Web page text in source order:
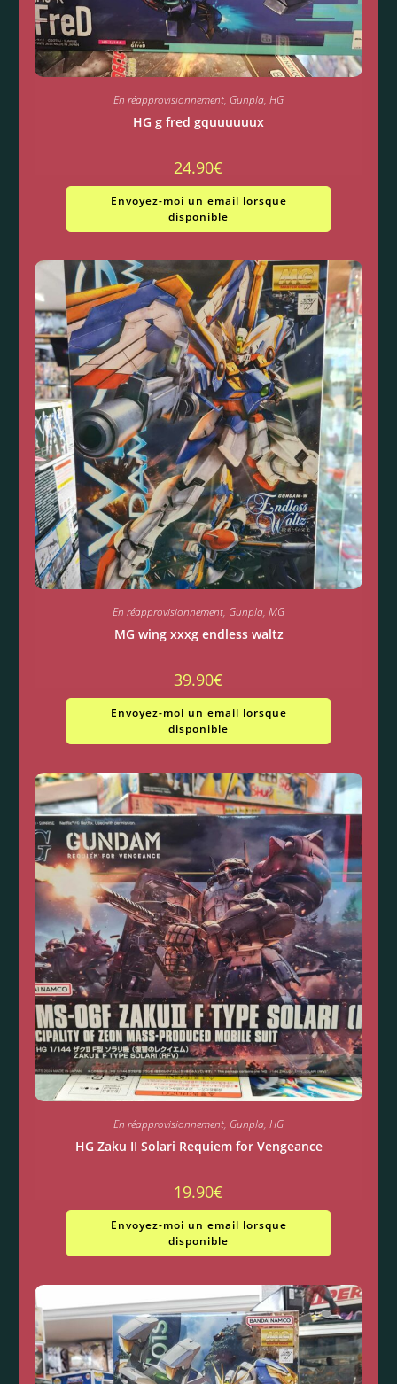
En réapprovisionnement, Gunpla, HG
HG g fred gquuuuuux
24.90€
Envoyez-moi un email lorsque
disponible
En réapprovisionnement, Gunpla, MG
MG wing xxxg endless waltz
39.90€
Envoyez-moi un email lorsque
disponible
En réapprovisionnement, Gunpla, HG
HG Zaku II Solari Requiem for Vengeance
19.90€
Envoyez-moi un email lorsque
disponible